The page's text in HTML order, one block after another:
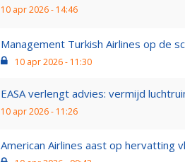
10 apr 2026 - 14:46
Management Turkish Airlines op de
10 apr 2026 - 11:30
EASA verlengt advies: vermijd
10 apr 2026 - 11:26
American Airlines aast op hervatting